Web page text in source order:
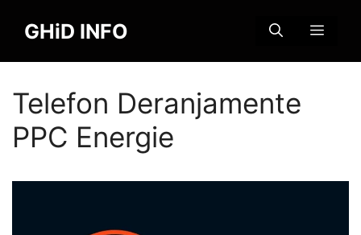
GHiD INFO
Telefon Deranjamente
PPC Energie